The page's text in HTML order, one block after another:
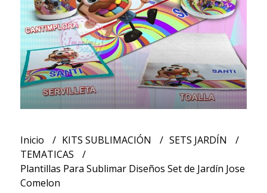
Inicio KITS SUBLIMACIÓN
SETS JARDÍN
TEMATICAS
Plantillas Para Sublimar Diseños Set de Jardín Jose
Comelon